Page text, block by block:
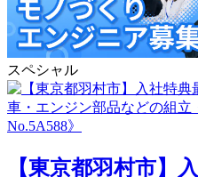
スペシャル
【東京都羽村市】